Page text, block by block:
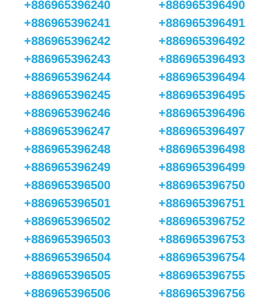
+886965396240
+886965396241
+886965396242
+886965396243
+886965396244
+886965396245
+886965396246
+886965396247
+886965396248
+886965396249
+886965396490
+886965396491
+886965396492
+886965396493
+886965396494
+886965396495
+886965396496
+886965396497
+886965396498
+886965396499
+886965396500
+886965396501
+886965396502
+886965396503
+886965396504
+886965396505
+886965396506
+886965396750
+886965396751
+886965396752
+886965396753
+886965396754
+886965396755
+886965396756